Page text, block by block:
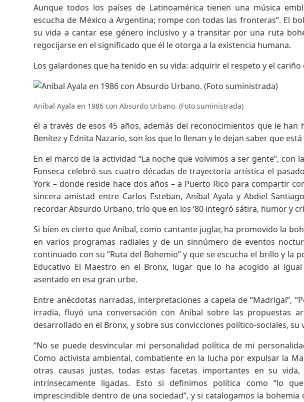
Aunque todos los países de Latinoamérica tienen una música
escucha de México a Argentina; rompe con todas las fronteras”. El
su vida a cantar ese género inclusivo y a transitar por una ruta
regocijarse en el significado que él le otorga a la existencia humana.
Los galardones que ha tenido en su vida: adquirir el respeto y el
Aníbal Ayala en 1986 con Absurdo Urbano. (Foto suministrada)
él a través de esos 45 años, además del reconocimientos que le han
Benítez y Ednita Nazario, son los que lo llenan y le dejan saber que
En el marco de la actividad “La noche que volvimos a ser gente”, con
Fonseca celebró sus cuatro décadas de trayectoria artística el
York – donde reside hace dos años – a Puerto Rico para compartir
sincera amistad entre Carlos Esteban, Aníbal Ayala y Abdiel
recordar Absurdo Urbano, trío que en los ‘80 integró sátira, humor y
Si bien es cierto que Aníbal, como cantante juglar, ha promovido la
en varios programas radiales y de un sinnúmero de eventos
continuado con su “Ruta del Bohemio” y que se escucha el brillo y la
Educativo El Maestro en el Bronx, lugar que lo ha acogido al
asentado en esa gran urbe.
Entre anécdotas narradas, interpretaciones a capela de “Madrigal”,
irradia, fluyó una conversación con Aníbal sobre las propuestas
desarrollado en el Bronx, y sobre sus convicciones político-sociales,
“No se puede desvincular mi personalidad política de mi
Como activista ambiental, combatiente en la lucha por expulsar la
otras causas justas, todas estas facetas importantes en su
intrínsecamente ligadas. Esto si definimos política como “lo
imprescindible dentro de una sociedad”, y si catalogamos la